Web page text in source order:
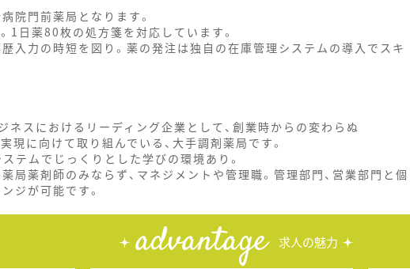
院門前薬局となります。
1日薬80枚の処方箋を対応しています。
入力の時短を図り。薬の発注は独自の在庫管理システムの導入でスキ
ネスにおけるリーディング企業として、創業時からの変わらぬ
現に向けて取り組んでいる、大手調剤薬局です。
テムでじっくりとした学びの環境あり。
局薬剤師のみならず、マネジメントや管理職。管理部門、営業部門と個
ジが可能です。
advantage 求人の魅力